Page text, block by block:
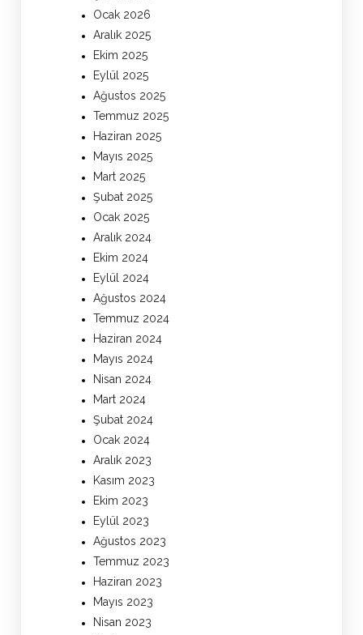
Ocak 2026
Aralık 2025
Ekim 2025
Eylül 2025
Ağustos 2025
Temmuz 2025
Haziran 2025
Mayıs 2025
Mart 2025
Şubat 2025
Ocak 2025
Aralık 2024
Ekim 2024
Eylül 2024
Ağustos 2024
Temmuz 2024
Haziran 2024
Mayıs 2024
Nisan 2024
Mart 2024
Şubat 2024
Ocak 2024
Aralık 2023
Kasım 2023
Ekim 2023
Eylül 2023
Ağustos 2023
Temmuz 2023
Haziran 2023
Mayıs 2023
Nisan 2023